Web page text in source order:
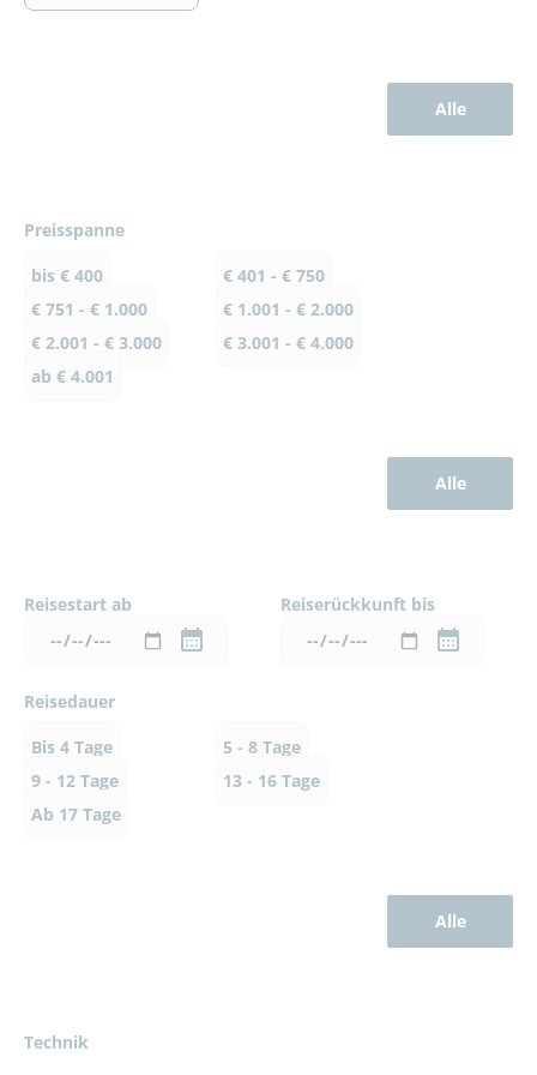
Alle
Preisspanne
bis € 400
€ 401 - € 750
€ 751 - € 1.000
€ 1.001 - € 2.000
€ 2.001 - € 3.000
€ 3.001 - € 4.000
ab € 4.001
Alle
Reisestart ab Reiserückkunft bis
Reisedauer
Bis 4 Tage
5 - 8 Tage
9 - 12 Tage
13 - 16 Tage
Ab 17 Tage
Alle
Technik